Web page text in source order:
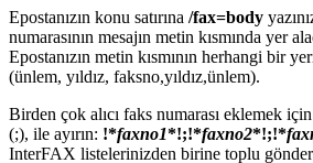
Epostanızın konu satırına /fax=body
numarasının mesajın metin kısmında yer
Epostanızın metin kısmının herhangi bir
(ünlem, yıldız, faksno,yıldız,ünlem).
Birden çok alıcı faks numarası eklemek
(;), ile ayırın: !*faxno1*!;!*faxno2*!;!*
InterFAX listelerinizden birine toplu